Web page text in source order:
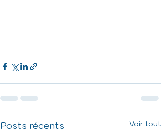
Posts récents Voir tout